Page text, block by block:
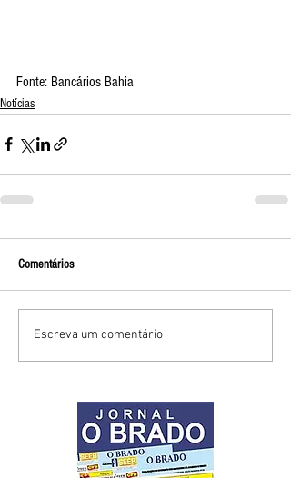
Fonte: Bancários Bahia
Notícias
Comentários
Escreva um comentário